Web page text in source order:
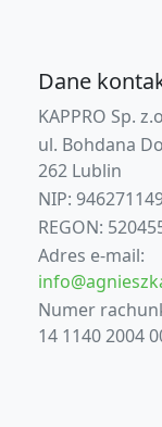
Dane
KAPPRO Sp.
ul. Bohdana
262 Lublin
NIP:
REGON:
Adres e-mail:
Numer
14 1140 2004